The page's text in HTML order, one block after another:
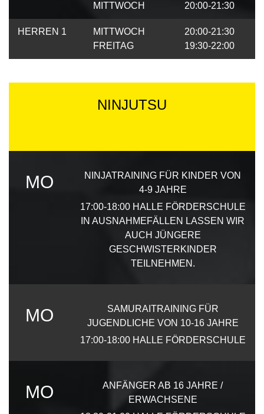
MITTWOCH
20:00-21:30
HERREN 1
MITTWOCH
FREITAG
20:00-21:30
19:30-22:00
NINJUTSU
MO
NINJATRAINING FÜR KINDER VON
4-9 JAHRE
17:00-18:00 HALLE FÖRDERSCHULE
IN AUSNAHMEFÄLLEN LASSEN WIR
AUCH JÜNGERE
GESCHWISTERKINDER
TEILNEHMEN.
MO
SAMURAITRAINING FÜR
JUGENDLICHE VON 10-16 JAHRE
17:00-18:00 HALLE FÖRDERSCHULE
MO
ANFÄNGER AB 16 JAHRE /
ERWACHSENE